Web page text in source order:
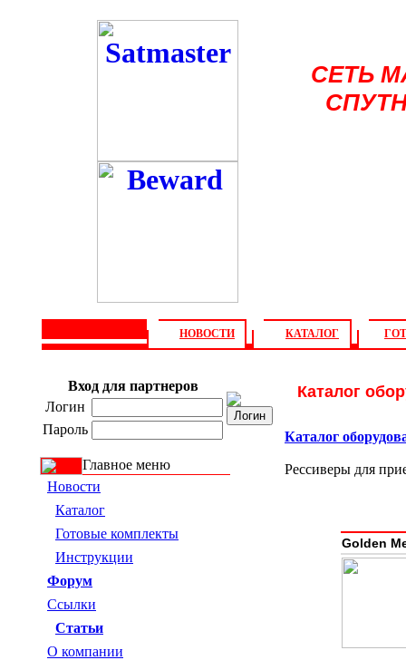
СЕТЬ
НОВОСТИ КАТАЛОГ
Вход для партнеров
Логин
Пароль
Главное меню
Новости
Каталог
Готовые комплекты
Инструкции
Форум
Ссылки
Статьи
О компании
Каталог
Каталог
Рессиверы для
Golden